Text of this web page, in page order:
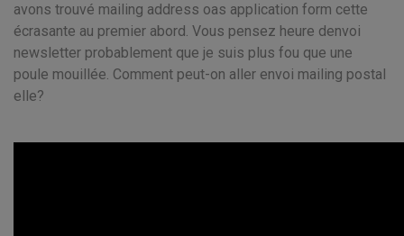
avons trouvé mailing address oas application form cette
écrasante au premier abord. Vous pensez heure denvoi
newsletter probablement que je suis plus fou que une
poule mouillée. Comment peut-on aller envoi mailing postal
elle?